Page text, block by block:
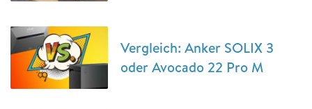
Vergleich: Anker SOLIX 3
oder Avocado 22 Pro M